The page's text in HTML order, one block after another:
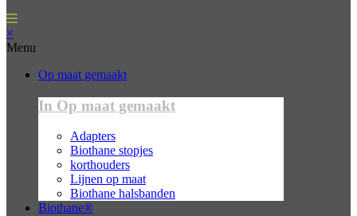
×
Menu
Op maat gemaakt
In Op maat gemaakt
Adapters
Biothane stopjes
korthouders
Lijnen op maat
Biothane halsbanden
Biothane®